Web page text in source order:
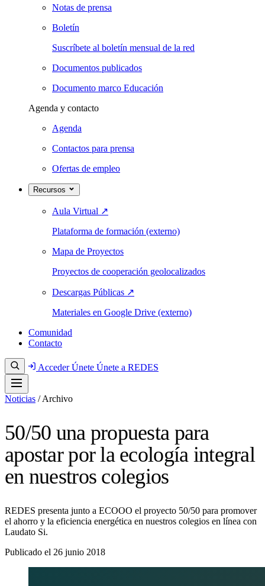
Notas de prensa
Boletín
Suscríbete al boletín mensual de la red
Documentos publicados
Documento marco Educación
Agenda y contacto
Agenda
Contactos para prensa
Ofertas de empleo
Recursos
Aula Virtual ↗
Plataforma de formación (externo)
Mapa de Proyectos
Proyectos de cooperación geolocalizados
Descargas Públicas ↗
Materiales en Google Drive (externo)
Comunidad
Contacto
AccederÚnete Únete a REDES
Noticias / Archivo
50/50 una propuesta para
apostar por la ecología integral
en nuestros colegios
REDES presenta junto a ECOOO el proyecto 50/50 para promover
el ahorro y la eficiencia energética en nuestros colegios en línea con
Laudato Si.
Publicado el 26 junio 2018